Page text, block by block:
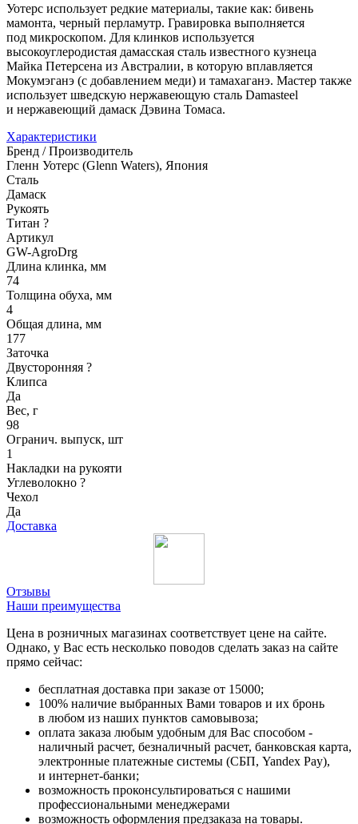
Уотерс использует редкие материалы, такие как: бивень
мамонта, черный перламутр. Гравировка выполняется
под микроскопом. Для клинков используется
высокоуглеродистая дамасская сталь известного кузнеца
Майка Петерсена из Австралии, в которую вплавляется
Мокумэганэ (с добавлением меди) и тамахаганэ. Мастер также
использует шведскую нержавеющую сталь Damasteel
и нержавеющий дамаск Дэвина Томаса.
Характеристики
Бренд / Производитель
Гленн Уотерс (Glenn Waters), Япония
Сталь
Дамаск
Рукоять
Титан ?
Артикул
GW-AgroDrg
Длина клинка, мм
74
Толщина обуха, мм
4
Общая длина, мм
177
Заточка
Двусторонняя ?
Клипса
Да
Вес, г
98
Огранич. выпуск, шт
1
Накладки на рукояти
Углеволокно ?
Чехол
Да
Доставка
Отзывы
Наши преимущества
Цена в розничных магазинах соответствует цене на сайте.
Однако, у Вас есть несколько поводов сделать заказ на сайте
прямо сейчас:
бесплатная доставка при заказе от 15000;
100% наличие выбранных Вами товаров и их бронь
в любом из наших пунктов самовывоза;
оплата заказа любым удобным для Вас способом -
наличный расчет, безналичный расчет, банковская карта,
электронные платежные системы (СБП, Yandex Pay),
и интернет-банки;
возможность проконсультироваться с нашими
профессиональными менеджерами
возможность оформления предзаказа на товары.